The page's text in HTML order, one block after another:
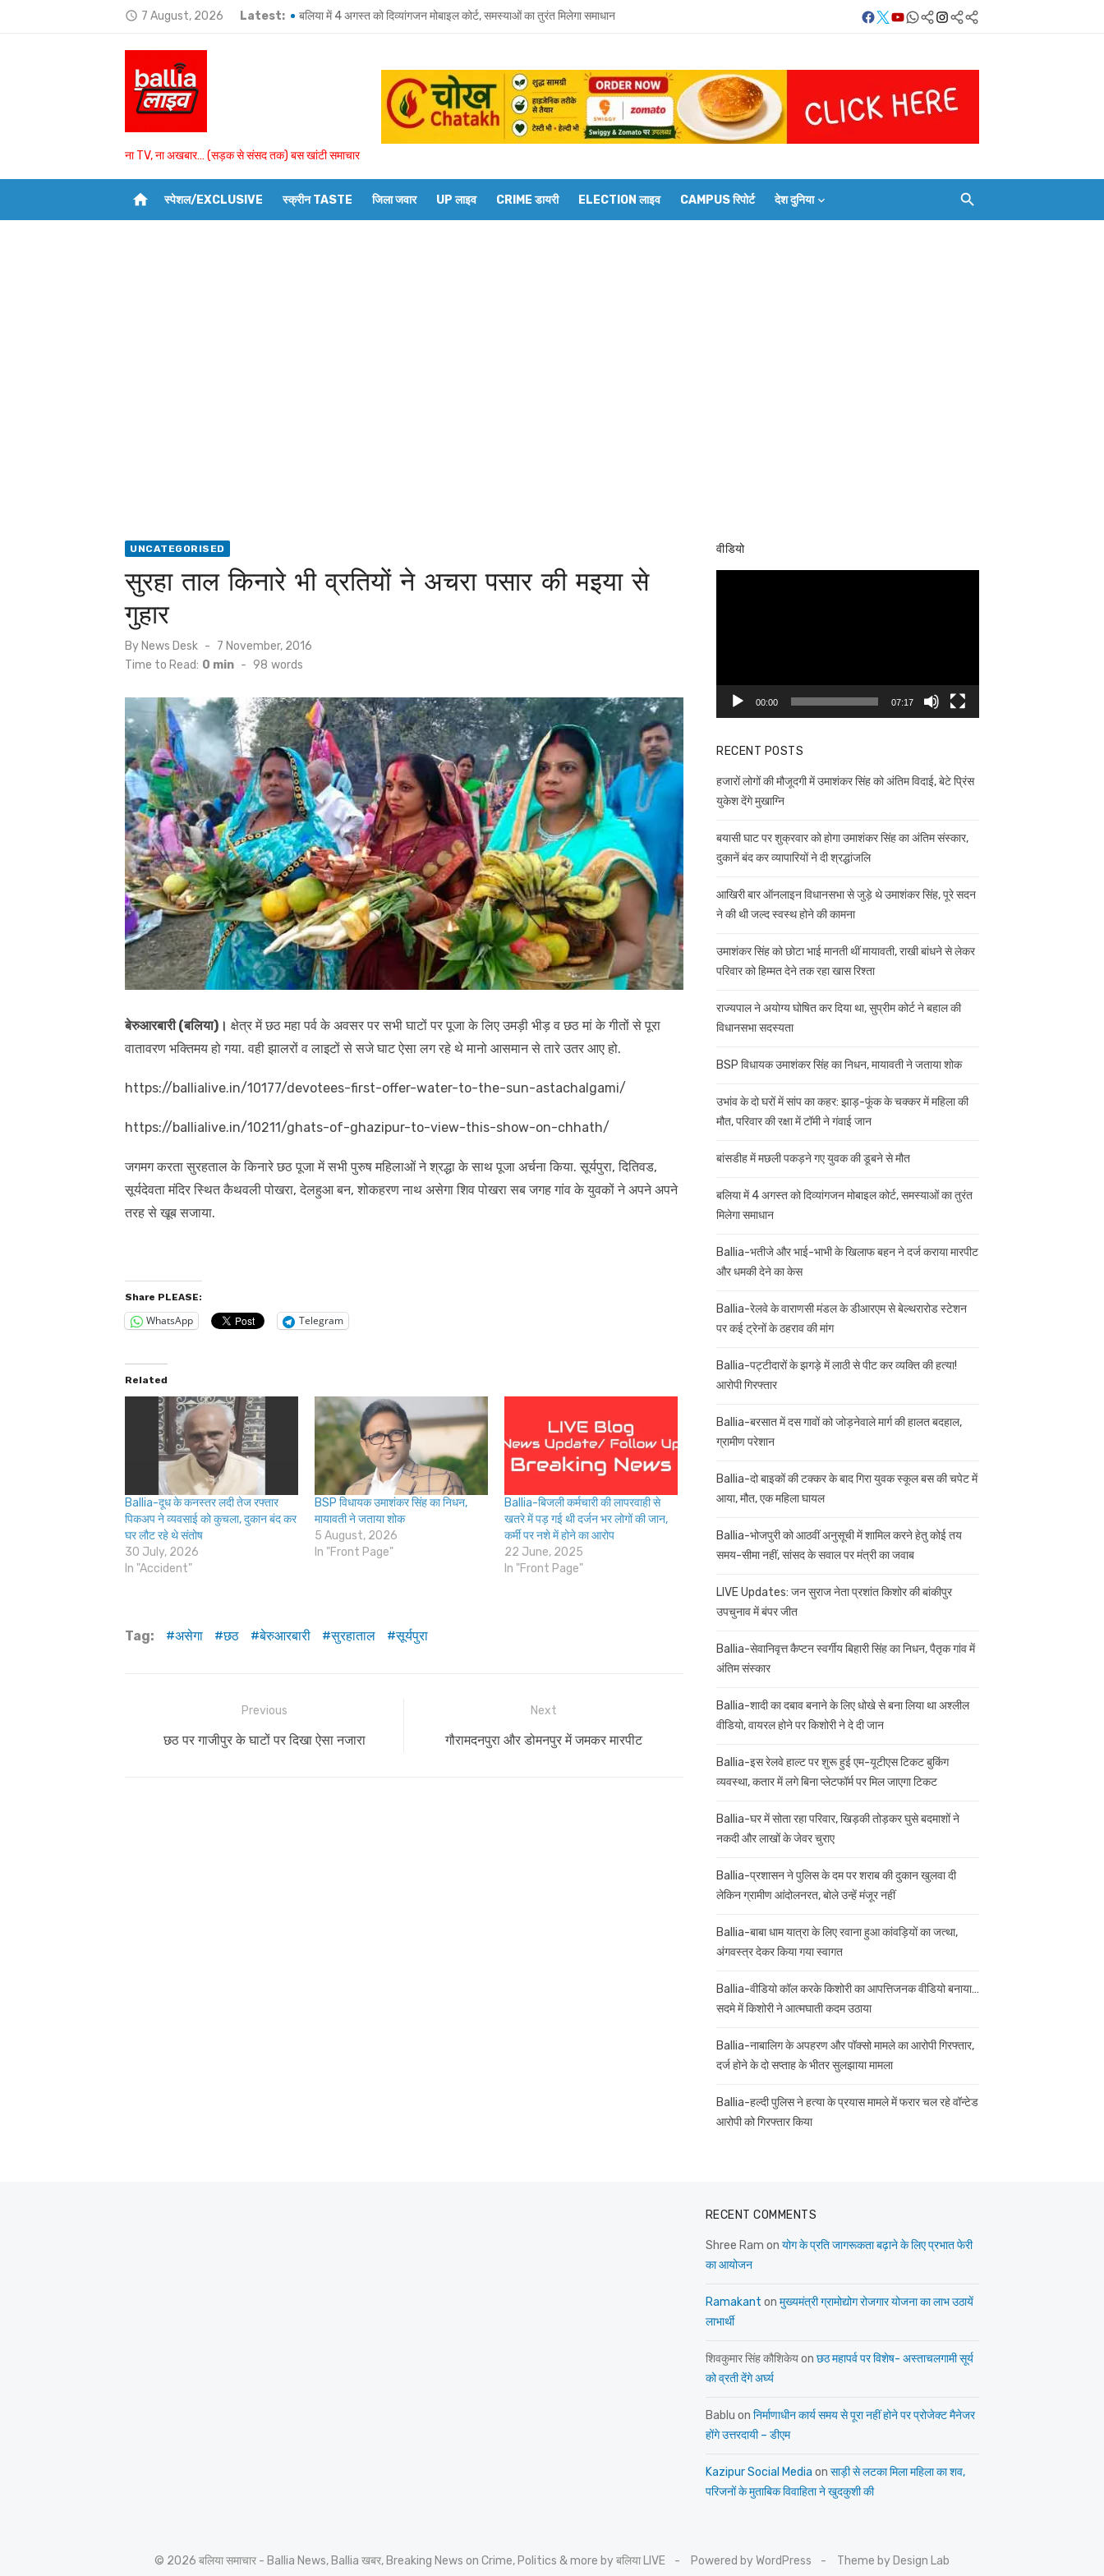
access_time 7 August, 2026 Latest: बलिया में 4 अगस्त को दिव्यांगजन मोबाइल कोर्ट, समस्याओं का तुरंत मिलेगा समाधान
हजारों लोगों की मौजूदगी में उमाशंकर सिंह को अंतिम विदाई, बेटे प्रिंस युकेश देंगे मुखाग्नि
बयासी घाट पर शुक्रवार को होगा उमाशंकर सिंह का अंतिम संस्कार, दुकानें बंद कर व्यापारियों ने दी श्रद्धांजलि
आखिरी बार ऑनलाइन विधानसभा से जुड़े थे उमाशंकर सिंह, पूरे सदन ने की थी जल्द स्वस्थ होने की कामना
राज्यपाल ने अयोग्य घोषित कर दिया था, सुप्रीम कोर्ट ने बहाल की विधानसभा सदस्यता
Facebook
Twitter
Youtube
Whatsapp
बलिया
लाइव
FOLLOW/JOIN
करें
Instagram
Telegram
ना TV, ना अखबार… (सड़क से संसद तक) बस खांटी समाचार
home स्पेशल/EXCLUSIVE स्क्रीन TASTE जिला जवार UP लाइव CRIME डायरी ELECTION लाइव CAMPUS रिपोर्ट देश दुनिया
UNCATEGORISED
सुरहा ताल किनारे भी व्रतियों ने अचरा पसार की मइया से
गुहार
By News Desk
Posted
on
7 November, 2016
Time to Read: 0 min - 98 words
बेरुआरबारी (बलिया)। क्षेत्र में छठ महा पर्व के अवसर पर सभी घाटों पर पूजा के लिए उमड़ी भीड़ व छठ मां के गीतों से पूरा
वातावरण भक्तिमय हो गया. वही झालरों व लाइटों से सजे घाट ऐसा लग रहे थे मानो आसमान से तारे उतर आए हो.
https://ballialive.in/10177/devotees-first-offer-water-to-the-sun-astachalgami/
https://ballialive.in/10211/ghats-of-ghazipur-to-view-this-show-on-chhath/
जगमग करता सुरहताल के किनारे छठ पूजा में सभी पुरुष महिलाओं ने श्रद्धा के साथ पूजा अर्चना किया. सूर्यपुरा, दितिवड,
सूर्यदेवता मंदिर स्थित कैथवली पोखरा, देलहुआ बन, शोकहरण नाथ असेगा शिव पोखरा सब जगह गांव के युवकों ने अपने अपने
तरह से खूब सजाया.
Share PLEASE:
WhatsApp Telegram
Related
Ballia-दूध के कनस्तर लदी तेज रफ्तार
पिकअप ने व्यवसाई को कुचला, दुकान बंद कर
घर लौट रहे थे संतोष
30 July, 2026
In "Accident"
BSP विधायक उमाशंकर सिंह का निधन,
मायावती ने जताया शोक
5 August, 2026
In "Front Page"
Ballia-बिजली कर्मचारी की लापरवाही से
खतरे में पड़ गई थी दर्जन भर लोगों की जान,
कर्मी पर नशे में होने का आरोप
22 June, 2025
In "Front Page"
Tag: असेगा छठ बेरुआरबारी सुरहाताल सूर्यपुरा
navigation
Previous
Previous
छठ पर गाजीपुर के घाटों पर दिखा ऐसा नजारा
Next
Next
गौरामदनपुरा और डोमनपुर में जमकर मारपीट
वीडियो
00:00 07:17
RECENT POSTS
हजारों लोगों की मौजूदगी में उमाशंकर सिंह को अंतिम विदाई, बेटे प्रिंस
युकेश देंगे मुखाग्नि
बयासी घाट पर शुक्रवार को होगा उमाशंकर सिंह का अंतिम संस्कार,
दुकानें बंद कर व्यापारियों ने दी श्रद्धांजलि
आखिरी बार ऑनलाइन विधानसभा से जुड़े थे उमाशंकर सिंह, पूरे सदन
ने की थी जल्द स्वस्थ होने की कामना
उमाशंकर सिंह को छोटा भाई मानती थीं मायावती, राखी बांधने से लेकर
परिवार को हिम्मत देने तक रहा खास रिश्ता
राज्यपाल ने अयोग्य घोषित कर दिया था, सुप्रीम कोर्ट ने बहाल की
विधानसभा सदस्यता
BSP विधायक उमाशंकर सिंह का निधन, मायावती ने जताया शोक
उभांव के दो घरों में सांप का कहर: झाड़-फूंक के चक्कर में महिला की
मौत, परिवार की रक्षा में टॉमी ने गंवाई जान
बांसडीह में मछली पकड़ने गए युवक की डूबने से मौत
बलिया में 4 अगस्त को दिव्यांगजन मोबाइल कोर्ट, समस्याओं का तुरंत
मिलेगा समाधान
Ballia-भतीजे और भाई-भाभी के खिलाफ बहन ने दर्ज कराया मारपीट
और धमकी देने का केस
Ballia-रेलवे के वाराणसी मंडल के डीआरएम से बेल्थरारोड स्टेशन
पर कई ट्रेनों के ठहराव की मांग
Ballia-पट्टीदारों के झगड़े में लाठी से पीट कर व्यक्ति की हत्या!
आरोपी गिरफ्तार
Ballia-बरसात में दस गावों को जोड़नेवाले मार्ग की हालत बदहाल,
ग्रामीण परेशान
Ballia-दो बाइकों की टक्कर के बाद गिरा युवक स्कूल बस की चपेट में
आया, मौत, एक महिला घायल
Ballia-भोजपुरी को आठवीं अनुसूची में शामिल करने हेतु कोई तय
समय-सीमा नहीं, सांसद के सवाल पर मंत्री का जवाब
LIVE Updates: जन सुराज नेता प्रशांत किशोर की बांकीपुर
उपचुनाव में बंपर जीत
Ballia-सेवानिवृत्त कैप्टन स्वर्गीय बिहारी सिंह का निधन, पैतृक गांव में
अंतिम संस्कार
Ballia-शादी का दबाव बनाने के लिए धोखे से बना लिया था अश्लील
वीडियो, वायरल होने पर किशोरी ने दे दी जान
Ballia-इस रेलवे हाल्ट पर शुरू हुई एम-यूटीएस टिकट बुकिंग
व्यवस्था, कतार में लगे बिना प्लेटफॉर्म पर मिल जाएगा टिकट
Ballia-घर में सोता रहा परिवार, खिड़की तोड़कर घुसे बदमाशों ने
नकदी और लाखों के जेवर चुराए
Ballia-प्रशासन ने पुलिस के दम पर शराब की दुकान खुलवा दी
लेकिन ग्रामीण आंदोलनरत, बोले उन्हें मंजूर नहीं
Ballia-बाबा धाम यात्रा के लिए रवाना हुआ कांवड़ियों का जत्था,
अंगवस्त्र देकर किया गया स्वागत
Ballia-वीडियो कॉल करके किशोरी का आपत्तिजनक वीडियो बनाया…
सदमे में किशोरी ने आत्मघाती कदम उठाया
Ballia-नाबालिग के अपहरण और पॉक्सो मामले का आरोपी गिरफ्तार,
दर्ज होने के दो सप्ताह के भीतर सुलझाया मामला
Ballia-हल्दी पुलिस ने हत्या के प्रयास मामले में फरार चल रहे वॉन्टेड
आरोपी को गिरफ्तार किया
RECENT COMMENTS
Shree Ram on योग के प्रति जागरूकता बढ़ाने के लिए प्रभात फेरी
का आयोजन
Ramakant on मुख्यमंत्री ग्रामोद्योग रोजगार योजना का लाभ उठायें
लाभार्थी
शिवकुमार सिंह कौशिकेयon छठ महापर्व पर विशेष- अस्ताचलगामी सूर्य
को व्रती देंगे अर्घ्य
Bablu on निर्माणाधीन कार्य समय से पूरा नहीं होने पर प्रोजेक्ट मैनेजर
होंगे उत्तरदायी – डीएम
Kazipur Social Media on साड़ी से लटका मिला महिला का शव,
परिजनों के मुताबिक विवाहिता ने खुदकुशी की
© 2026 बलिया समाचार - Ballia News, Ballia खबर, Breaking News on Crime, Politics & more by बलिया LIVE Powered by WordPress Theme by Design Lab